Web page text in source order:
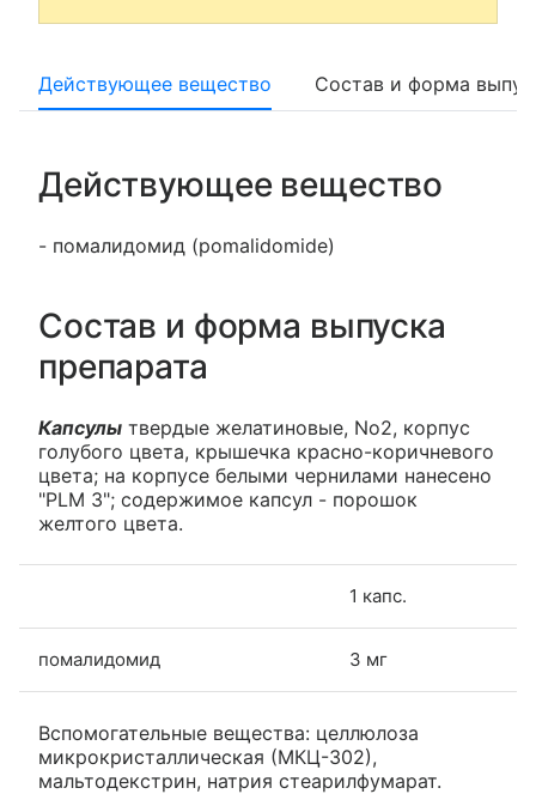
Действующее вещество Состав и форма
Действующее вещество
- помалидомид (pomalidomide)
Состав и форма выпуска
препарата
Капсулы твердые желатиновые, No2, корпус
голубого цвета, крышечка красно-коричневого
цвета; на корпусе белыми чернилами нанесено
"PLM 3"; содержимое капсул - порошок
желтого цвета.
1 капс.
помалидомид 3 мг
Вспомогательные вещества: целлюлоза
микрокристаллическая (МКЦ-302),
мальтодекстрин, натрия стеарилфумарат.